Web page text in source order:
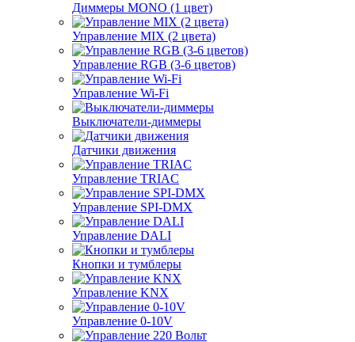
Диммеры MONO (1 цвет)
Управление MIX (2 цвета)
Управление RGB (3-6 цветов)
Управление Wi-Fi
Выключатели-диммеры
Датчики движения
Управление TRIAC
Управление SPI-DMX
Управление DALI
Кнопки и тумблеры
Управление KNX
Управление 0-10V